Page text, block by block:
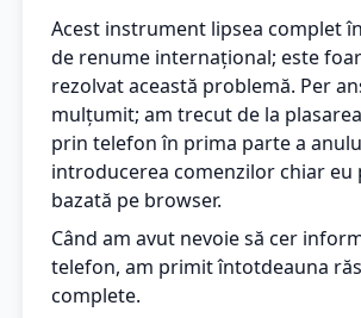
Acest instrument lipsea complet
de renume internațional; este
rezolvat această problemă. Per
mulțumit; am trecut de la
prin telefon în prima parte a
introducerea comenzilor chiar eu
bazată pe browser.
Când am avut nevoie să cer
telefon, am primit întotdeauna
complete.